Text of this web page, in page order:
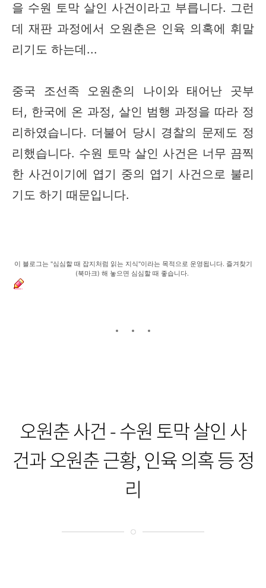
을 수원 토막 살인 사건이라고 부릅니다. 그런
데 재판 과정에서 오원춘은 인육 의혹에 휘말
리기도 하는데...
중국 조선족 오원춘의 나이와 태어난 곳부
터, 한국에 온 과정, 살인 범행 과정을 따라 정
리하였습니다. 더불어 당시 경찰의 문제도 정
리했습니다. 수원 토막 살인 사건은 너무 끔찍
한 사건이기에 엽기 중의 엽기 사건으로 불리
기도 하기 때문입니다.
이 블로그는 "심심할 때 잡지처럼 읽는 지식"이라는 목적으로 운영됩니다. 즐겨찾기
(북마크) 해 놓으면 심심할 때 좋습니다.
오원춘 사건 - 수원 토막 살인 사
건과 오원춘 근황, 인육 의혹 등 정
리